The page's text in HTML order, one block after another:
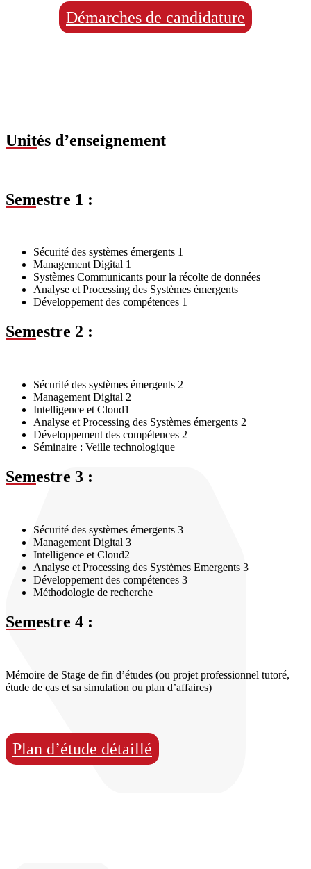
Démarches de candidature
Unités d’enseignement
Semestre 1 :
Sécurité des systèmes émergents 1
Management Digital 1
Systèmes Communicants pour la récolte de données
Analyse et Processing des Systèmes émergents
Développement des compétences 1
Semestre 2 :
Sécurité des systèmes émergents 2
Management Digital 2
Intelligence et Cloud1
Analyse et Processing des Systèmes émergents 2
Développement des compétences 2
Séminaire : Veille technologique
Semestre 3 :
Sécurité des systèmes émergents 3
Management Digital 3
Intelligence et Cloud2
Analyse et Processing des Systèmes Emergents 3
Développement des compétences 3
Méthodologie de recherche
Semestre 4 :
Mémoire de Stage de fin d’études (ou projet professionnel tutoré,
étude de cas et sa simulation ou plan d’affaires)
Plan d’étude détaillé